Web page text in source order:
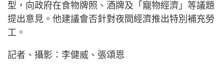
型，向政府在食物牌照、酒牌及「寵物經濟」等議題
提出意見。他建議會否針對夜間經濟推出特別補充勞
工。
記者、攝影：李健威、張頌恩